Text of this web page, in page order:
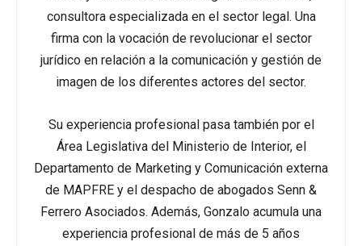
consultora especializada en el sector legal. Una
firma con la vocación de revolucionar el sector
jurídico en relación a la comunicación y gestión de
imagen de los diferentes actores del sector.
Su experiencia profesional pasa también por el
Área Legislativa del Ministerio de Interior, el
Departamento de Marketing y Comunicación externa
de MAPFRE y el despacho de abogados Senn &
Ferrero Asociados. Además, Gonzalo acumula una
experiencia profesional de más de 5 años